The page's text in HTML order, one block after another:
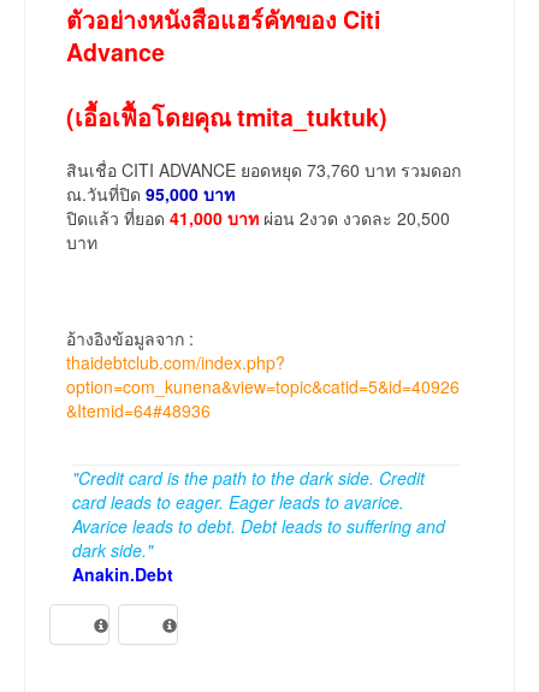
ตัวอย่างหนังสือแฮร์คัทของ Citi
Advance
(เอื้อเฟื้อโดยคุณ tmita_tuktuk)
สินเชื่อ CITI ADVANCE ยอดหยุด 73,760 บาท รวมดอก
ณ.วันที่ปิด 95,000 บาท
ปิดแล้ว ที่ยอด 41,000 บาท ผ่อน 2งวด งวดละ 20,500
บาท
อ้างอิงข้อมูลจาก :
thaidebtclub.com/index.php?
option=com_kunena&view=topic&catid=5&id=40926
&Itemid=64#48936
"Credit card is the path to the dark side. Credit
card leads to eager. Eager leads to avarice.
Avarice leads to debt. Debt leads to suffering and
dark side."
Anakin.Debt